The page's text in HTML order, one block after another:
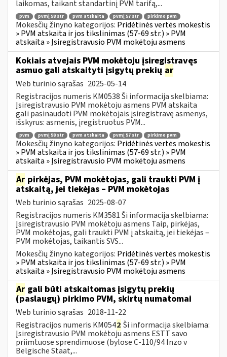
laikomas, taikant standartinį PVM tarifą,...
pvm pvmį 58 str pvm atskaita pvmį 57 str pirkimo pvm
Mokesčių žinyno kategorijos: Pridėtinės vertės mokestis
» PVM atskaita ir jos tikslinimas (57-69 str.) » PVM
atskaita » Įsiregistravusio PVM mokėtoju asmens
Kokiais atvejais PVM mokėtoju įsiregistravęs
asmuo gali atskaityti įsigytų prekių ar
Web turinio sąrašas 2025-05-14
Registracijos numeris KM0538 Ši informacija skelbiama:
Įsiregistravusio PVM mokėtoju asmens PVM atskaita
gali pasinaudoti PVM mokėtojais įsiregistravę asmenys,
išskyrus: asmenis, įregistruotus PVM...
pvm pvmį 58 str pvm atskaita pvmį 57 str pirkimo pvm
Mokesčių žinyno kategorijos: Pridėtinės vertės mokestis
» PVM atskaita ir jos tikslinimas (57-69 str.) » PVM
atskaita » Įsiregistravusio PVM mokėtoju asmens
Ar pirkėjas, PVM mokėtojas, gali traukti PVM į
atskaitą, jei tiekėjas – PVM mokėtojas
Web turinio sąrašas 2025-08-07
Registracijos numeris KM3581 Ši informacija skelbiama:
Įsiregistravusio PVM mokėtoju asmens Taip, pirkėjas,
PVM mokėtojas, gali traukti PVM į atskaitą, jei tiekėjas –
PVM mokėtojas, taikantis SVS...
Mokesčių žinyno kategorijos: Pridėtinės vertės mokestis
» PVM atskaita ir jos tikslinimas (57-69 str.) » PVM
atskaita » Įsiregistravusio PVM mokėtoju asmens
Ar gali būti atskaitomas įsigytų prekių
(paslaugų) pirkimo PVM, skirtų numatomai
Web turinio sąrašas 2018-11-22
Registracijos numeris KM0542 Ši informacija skelbiama:
Įsiregistravusio PVM mokėtoju asmens ESTT savo
priimtuose sprendimuose (bylose C-110/94 Inzo v
Belgische Staat,...